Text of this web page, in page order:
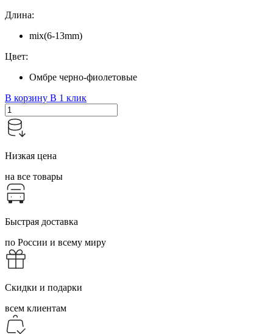
Длина:
mix(6-13mm)
Цвет:
Омбре черно-фиолетовые
В корзину В 1 клик
Низкая цена
на все товары
Быстрая доставка
по России и всему миру
Скидки и подарки
всем клиентам